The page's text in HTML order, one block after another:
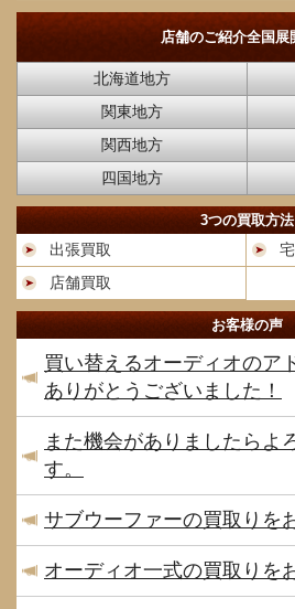
店舗のご紹介全国展
北海道地方
関東地方
関西地方
四国地方
3つの買取方法
出張買取
店舗買取
お客様の声
買い替えるオーディオのア
ありがとうございました！
また機会がありましたらよ
す。
サブウーファーの買取りを
オーディオ一式の買取りを